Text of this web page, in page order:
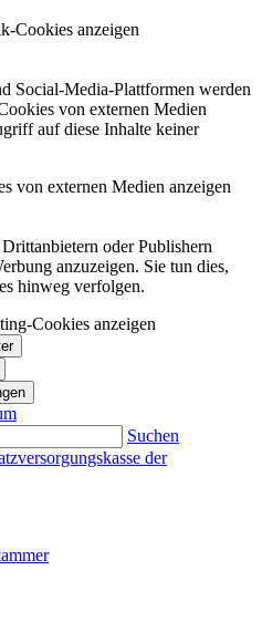
Cookies anzeigen
Social-Media-Plattformen werden
von externen Medien
auf diese Inhalte keiner
von externen Medien anzeigen
oder Publishern
anzuzeigen. Sie tun dies,
hinweg verfolgen.
Cookies anzeigen
Suchen